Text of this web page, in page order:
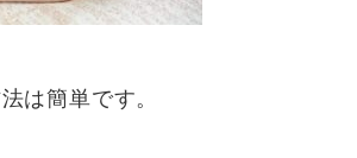
は簡単です。